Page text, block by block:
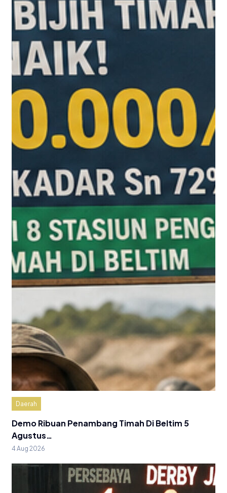
Daerah
Demo Ribuan Penambang Timah Di Beltim 5
Agustus…
4 Aug 2026